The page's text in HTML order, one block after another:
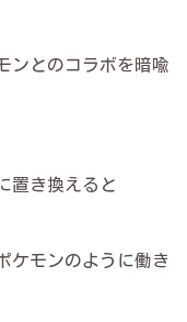
ンとのコラボを暗喩
置き換えると
ケモンのように働き